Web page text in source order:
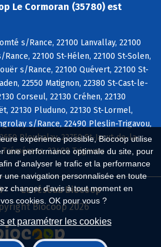
expérience possible, Biocoop utilise
une performance optimale du site, pour
d'analyser le trafic et la performance
une navigation personnalisée en toute
changer d'avis à tout moment en
cookies. OK pour vous ?
et paramétrer les cookies
Le Cormoran (35780) est
s/Rance, 22100 Lanvallay, 22100
22100 St-Hélen, 22100 St-Solen,
s/Rance, 22100 Quévert, 22100 St-
22550 Matignon, 22380 St-Cast-le-
Corseul, 22130 Créhen, 22130
22130 Pluduno, 22130 St-Lormel,
s/Rance, 22490 Pleslin-Trigavou,
Ploubalay, 22750 St-Jacut-de-la-
22490 Trigavou
Le réseau Biocoop
Biocoop 2026